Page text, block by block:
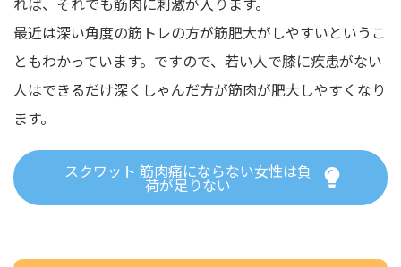
最近は深い角度の筋トレの方が筋肥大がしやすいというこ
ともわかっています。ですので、若い人で膝に疾患がない
人はできるだけ深くしゃんだ方が筋肉が肥大しやすくなり
ます。
スクワット 筋肉痛にならない女性は負
荷が足りない